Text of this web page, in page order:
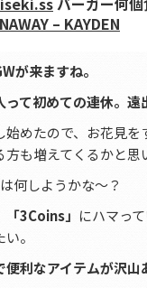
– KAYDEN
が来ますね。
って初めての連休。
始めたので、お花見
も増えてくるかと思
何しようかな～？
「3Coins」 にハマっ
。
便利なアイテムが沢